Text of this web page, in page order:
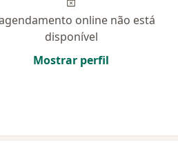
online não está
disponível
Mostrar perfil